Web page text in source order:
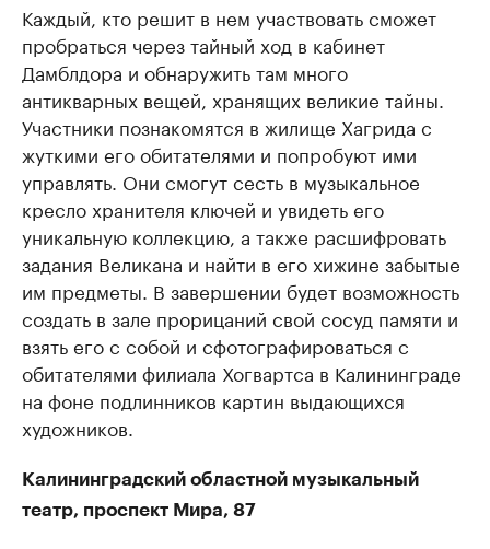
Каждый, кто решит в нем участвовать сможет
пробраться через тайный ход в кабинет
Дамблдора и обнаружить там много
антикварных вещей, хранящих великие тайны.
Участники познакомятся в жилище Хагрида с
жуткими его обитателями и попробуют ими
управлять. Они смогут сесть в музыкальное
кресло хранителя ключей и увидеть его
уникальную коллекцию, а также расшифровать
задания Великана и найти в его хижине забытые
им предметы. В завершении будет возможность
создать в зале прорицаний свой сосуд памяти и
взять его с собой и сфотографироваться с
обитателями филиала Хогвартса в Калининграде
на фоне подлинников картин выдающихся
художников.
Калининградский областной музыкальный
театр, проспект Мира, 87